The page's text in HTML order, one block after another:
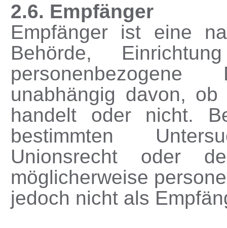
2.6. Empfänger
Empfänger ist eine
Behörde,
unabhängig davon,
handelt oder nicht.
bestimmten
Unionsrecht oder
möglicherweise
jedoch nicht als